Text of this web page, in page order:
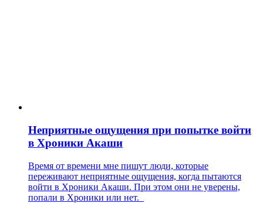
Неприятные ощущения при попытке войти
в Хроники Акаши
Время от времени мне пишут люди, которые
переживают неприятные ощущения, когда пытаются
войти в Хроники Акаши. При этом они не уверены,
попали в Хроники или нет.